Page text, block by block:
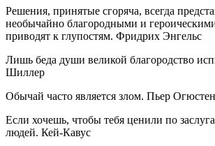
Решения, принятые сгоряча, всегда
необычайно благородными и
приводят к глупостям. Фридрих Энгельс
Лишь беда души великой благородство
Шиллер
Обычай часто является злом. Пьер
Если хочешь, чтобы тебя ценили по
людей. Кей-Кавус